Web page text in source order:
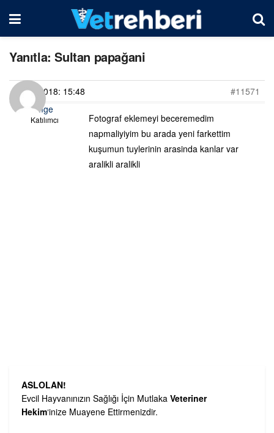
Yanıtla: Sultan papağani
04/07/2018: 15:48
#11571
Simge
Katılımcı
Fotograf eklemeyi beceremedim
napmaliyiyim bu arada yeni farkettim
kuşumun tuylerinin arasinda kanlar var
aralikli aralikli
ASLOLAN!
Evcil Hayvanınızın Sağlığı İçin Mutlaka Veteriner
Hekim‘inize Muayene Ettirmenizdir.